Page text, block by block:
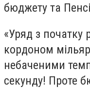
бюджету та
«Уряд з початку
кордоном
небаченими
секунду! Проте